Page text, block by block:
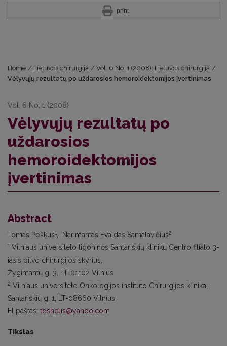
print
Home / Lietuvos chirurgija / Vol. 6 No. 1 (2008): Lietuvos chirurgija /
Vėlyvųjų rezultatų po uždarosios hemoroidektomijos įvertinimas
Vol. 6 No. 1 (2008)
Vėlyvųjų rezultatų po
uždarosios
hemoroidektomijos
įvertinimas
Abstract
Tomas Poškus1 , Narimantas Evaldas Samalavičius2
1 Vilniaus universiteto ligoninės Santariškių klinikų Centro filialo 3-
iasis pilvo chirurgijos skyrius,
Žygimantų g. 3, LT-01102 Vilnius
2 Vilniaus universiteto Onkologijos instituto Chirurgijos klinika,
Santariškių g. 1, LT-08660 Vilnius
El paštas: toshcus@yahoo.com
Tikslas